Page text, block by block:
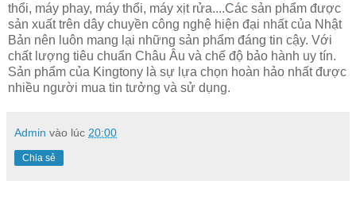
thổi, máy phay, máy thổi, máy xịt rửa....Các sản phẩm được
sản xuất trên dây chuyền công nghệ hiện đại nhất của Nhật
Bản nên luôn mang lại những sản phẩm đáng tin cậy. Với
chất lượng tiêu chuẩn Châu Âu và chế độ bảo hành uy tín.
Sản phẩm của Kingtony là sự lựa chọn hoàn hảo nhất được
nhiều người mua tin tưởng và sử dụng.
Admin vào lúc 20:00
Chia sẻ